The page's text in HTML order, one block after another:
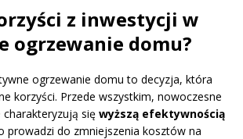
z inwestycji w
ogrzewanie domu?
ogrzewanie domu to decyzja, która
korzyści. Przede wszystkim, nowoczesne
się wyższą efektywnością
prowadzi do zmniejszenia kosztów na